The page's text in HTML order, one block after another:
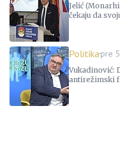
Jelić
čekaju da
Politika pre
Vukadinović:
antirežimski